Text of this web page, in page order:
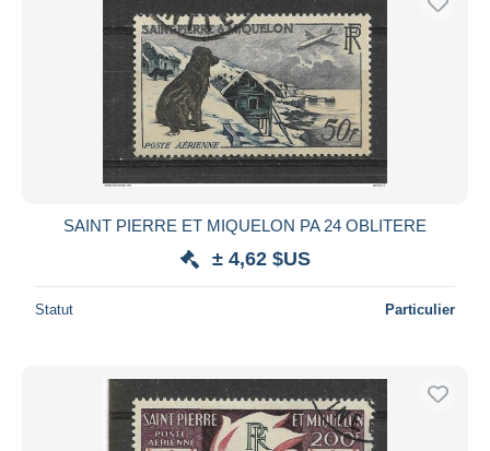
SAINT PIERRE ET MIQUELON PA 24 OBLITERE
± 4,62 $US
Statut Particulier